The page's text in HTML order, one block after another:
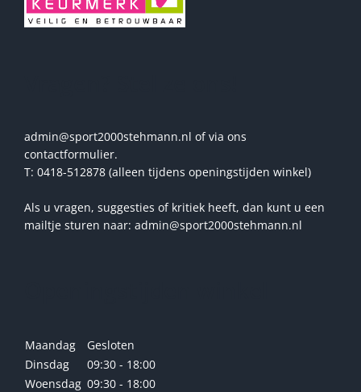
admin@sport2000stehmann.nl of via ons
contactformulier.
T: 0418-512878 (alleen tijdens openingstijden winkel)
Als u vragen, suggesties of kritiek heeft, dan kunt u een
mailtje sturen naar: admin@sport2000stehmann.nl
Maandag
Gesloten
Dinsdag
09:30 - 18:00
Woensdag 09:30 - 18:00